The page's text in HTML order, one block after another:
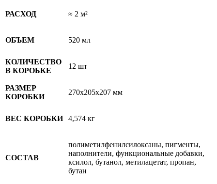
РАСХОД ≈ 2 м²
ОБЪЕМ 520 мл
КОЛИЧЕСТВО
В КОРОБКЕ
12 шт
РАЗМЕР
КОРОБКИ
270x205x207 мм
ВЕС КОРОБКИ 4,574 кг
СОСТАВ
полиметилфенилсилоксаны, пигменты,
наполнители, функциональные добавки,
ксилол, бутанол, метилацетат, пропан,
бутан